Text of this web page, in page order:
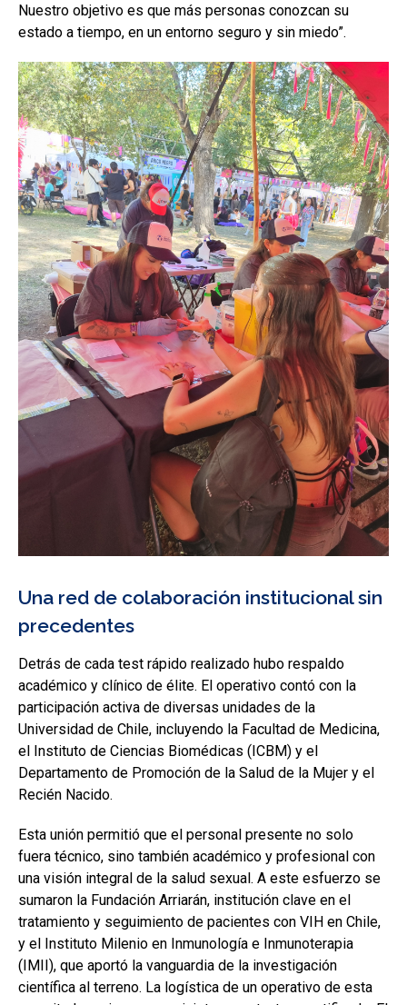
Nuestro objetivo es que más personas conozcan su
estado a tiempo, en un entorno seguro y sin miedo”.
Una red de colaboración institucional sin
precedentes
Detrás de cada test rápido realizado hubo respaldo
académico y clínico de élite. El operativo contó con la
participación activa de diversas unidades de la
Universidad de Chile, incluyendo la Facultad de Medicina,
el Instituto de Ciencias Biomédicas (ICBM) y el
Departamento de Promoción de la Salud de la Mujer y el
Recién Nacido.
Esta unión permitió que el personal presente no solo
fuera técnico, sino también académico y profesional con
una visión integral de la salud sexual. A este esfuerzo se
sumaron la Fundación Arriarán, institución clave en el
tratamiento y seguimiento de pacientes con VIH en Chile,
y el Instituto Milenio en Inmunología e Inmunoterapia
(IMII), que aportó la vanguardia de la investigación
científica al terreno. La logística de un operativo de esta